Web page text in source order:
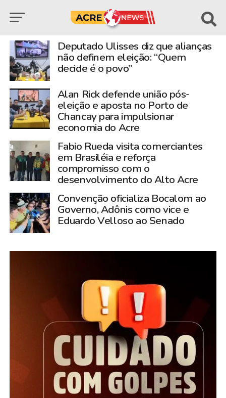
Deputado Ulisses diz que alianças
não definem eleição: “Quem
decide é o povo”
Alan Rick defende união pós-
eleição e aposta no Porto de
Chancay para impulsionar
economia do Acre
Fabio Rueda visita comerciantes
em Brasiléia e reforça
compromisso com o
desenvolvimento do Alto Acre
Convenção oficializa Bocalom ao
Governo, Adônis como vice e
Eduardo Velloso ao Senado